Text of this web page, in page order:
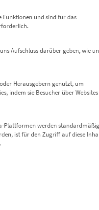
die eine Einwilligung
Funktionen und sind für das
Aufschluss darüber geben, wie
Herausgebern genutzt, um
indem sie Besucher über Websites
Plattformen werden standardmäßig
ist für den Zugriff auf diese